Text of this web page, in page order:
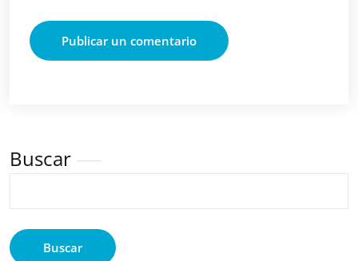
Buscar
Buscar